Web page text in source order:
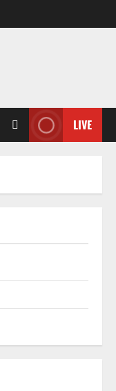
LIVE